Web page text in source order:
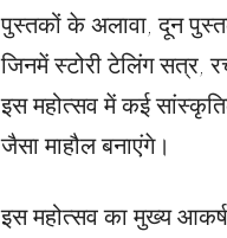
पुस्तकों के अलावा, दून
जिनमें स्टोरी टेलिंग सत्र,
इस महोत्सव में कई
जैसा माहौल बनाएंगे।
इस महोत्सव का मुख्य